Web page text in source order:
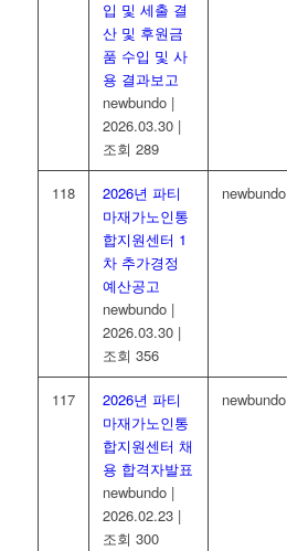
입 및 세출 결
산 및 후원금
품 수입 및 사
용 결과보고
newbundo |
2026.03.30 |
조회 289
118
2026년 파티
마재가노인통
합지원센터 1
차 추가경정
예산공고
newbundo |
2026.03.30 |
조회 356
newbundo
117
2026년 파티
마재가노인통
합지원센터 채
용 합격자발표
newbundo |
2026.02.23 |
조회 300
newbundo